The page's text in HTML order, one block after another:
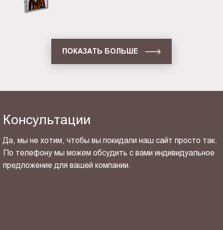
ПОКАЗАТЬ БОЛЬШЕ
Консультации
Да, мы не хотим, чтобы вы покидали наш сайт просто так.
По телефону мы можем обсудить с вами индивидуальное
предложение для вашей компании.
ОТПРАВИТЬ СВОЙ КОНТАКТ